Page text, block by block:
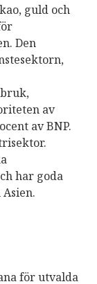
guld och
Den
av
av BNP.
har goda
för utvalda